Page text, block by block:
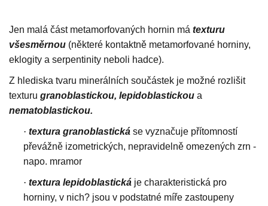
Jen malá část metamorfovaných hornin má texturu
všesměrnou (některé kontaktně metamorfované horniny,
eklogity a serpentinity neboli hadce).
Z hlediska tvaru minerálních součástek je možné rozlišit
texturu granoblastickou, lepidoblastickou a
nematoblastickou.
· textura granoblastická se vyznačuje přítomností
převážně izometrických, nepravidelně omezených zrn -
napo. mramor
· textura lepidoblastická je charakteristická pro
horniny, v nich? jsou v podstatné míře zastoupeny